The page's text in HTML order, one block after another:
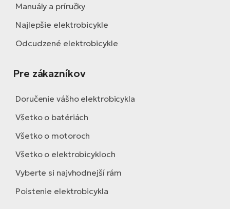
Manuály a príručky
Najlepšie elektrobicykle
Odcudzené elektrobicykle
Pre zákazníkov
Doručenie vášho elektrobicykla
Všetko o batériách
Všetko o motoroch
Všetko o elektrobicykloch
Vyberte si najvhodnejší rám
Poistenie elektrobicykla